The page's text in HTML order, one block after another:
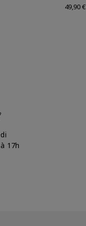
Prix
49,90 €
17h